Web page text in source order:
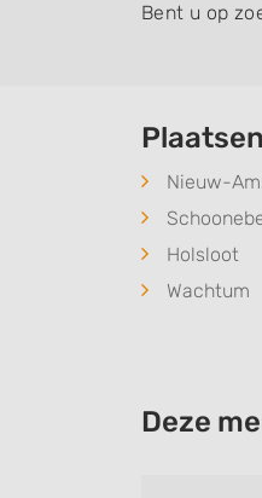
Bent u op
Nieuw-
Holsloot
Wachtum
Deze